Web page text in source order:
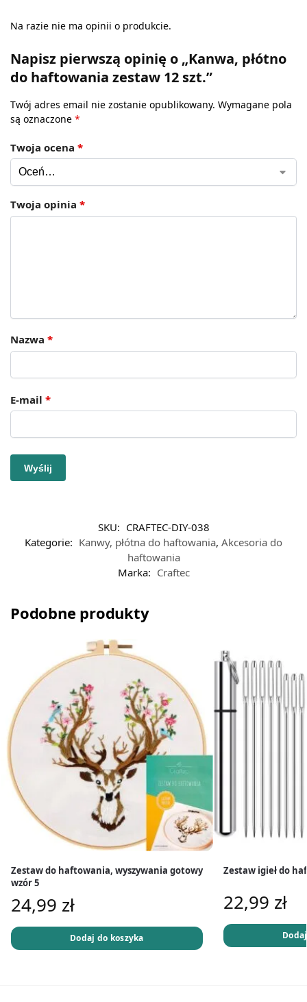
Na razie nie ma opinii o produkcie.
Napisz pierwszą opinię o „Kanwa, płótno
do haftowania zestaw 12 szt.”
Twój adres email nie zostanie opublikowany. Wymagane pola
są oznaczone *
Twoja ocena *
Twoja opinia *
Nazwa *
E-mail *
SKU: CRAFTEC-DIY-038
Kategorie: Kanwy, płótna do haftowania, Akcesoria do
haftowania
Marka: Craftec
Podobne produkty
Zestaw do haftowania, wyszywania gotowy
wzór 5
24,99 zł
Dodaj do koszyka
Zestaw igieł do
22,99 zł